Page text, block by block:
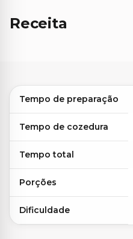
Receita
Tempo de preparação
Tempo de cozedura
Tempo total
Porções
Dificuldade